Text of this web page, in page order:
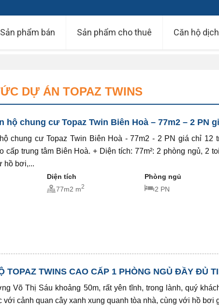
Sản phẩm bán Sản phẩm cho thuê Căn hộ
DỰ ÁN TOPAZ TWINS
hộ chung cư Topaz Twin Biên Hoà – 77m2 – 2 PN
chung cư Topaz Twin Biên Hoà - 77m2 - 2 PN giá chỉ 12
cấp trung tâm Biên Hoà. + Diện tích: 77m²: 2 phòng ngủ, 2
hồ bơi,...
Diện tích Phòng ngủ
77m2 m2 2 PN
TOPAZ TWINS CAO CẤP 1 PHÒNG NGỦ ĐẦY ĐỦ
Võ Thị Sáu khoảng 50m, rất yên tĩnh, trong lành, quý
với cảnh quan cây xanh xung quanh tòa nhà, cùng với hồ bơi